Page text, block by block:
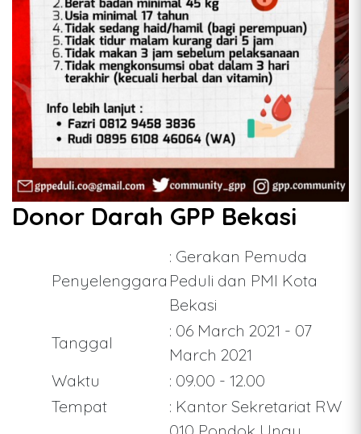
Donor Darah GPP Bekasi
Penyelenggara
: Gerakan Pemuda
Peduli dan PMI Kota
Bekasi
Tanggal
: 06 March 2021 - 07
March 2021
Waktu
: 09.00 - 12.00
Tempat
: Kantor Sekretariat RW